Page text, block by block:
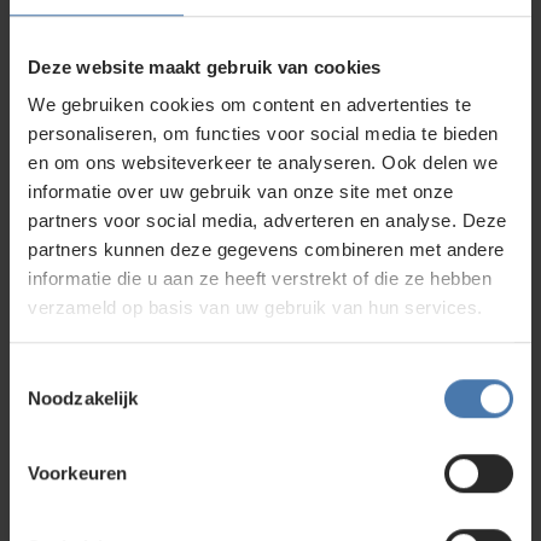
Deze website maakt gebruik van cookies
We gebruiken cookies om content en advertenties te
personaliseren, om functies voor social media te bieden
en om ons websiteverkeer te analyseren. Ook delen we
informatie over uw gebruik van onze site met onze
partners voor social media, adverteren en analyse. Deze
partners kunnen deze gegevens combineren met andere
informatie die u aan ze heeft verstrekt of die ze hebben
verzameld op basis van uw gebruik van hun services.
Noodzakelijk
Voorkeuren
stabiliteit en betrouwbaarheid en door een uiterst robuuste
specifieke details waar het op aankomt: – Aluminium
snelklemhendel: optimaal voor het ruwe gebruik op de bouw
– Messing scharnierpen: robuust en betrouwbaar –
Klemschroef met naar opzij wegklapbare pasloodhaak:
optimaal voor het gebruik van een optisch paslood of een
laserpaslood. Nedo statieven voor de interieurbouw zijn
uitgerust met een spreidstop die het onbedoeld wegglijden
van de poten van een statief op gladde vloeren voorkomt.
Neem gerust contact met ons op, als er twijfel is in je
beslissing, bij het kiezen van het juiste statief. Wij helpen je